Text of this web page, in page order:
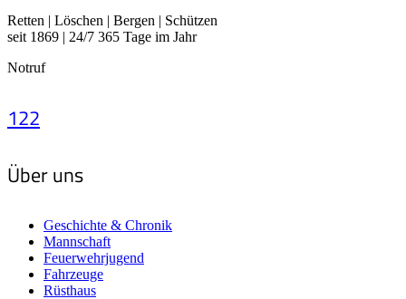
Retten | Löschen | Bergen | Schützen
seit 1869 | 24/7 365 Tage im Jahr
Notruf
122
Über uns
Geschichte & Chronik
Mannschaft
Feuerwehrjugend
Fahrzeuge
Rüsthaus